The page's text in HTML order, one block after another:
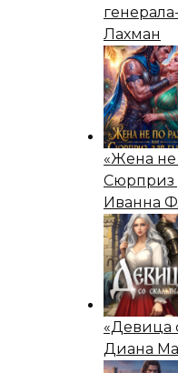
Лахман
«Жена не
Сюрприз
Иванна
«Девица
Диана